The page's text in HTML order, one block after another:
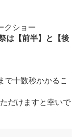
クショー
は【前半】と【後
で十数秒かかるこ
だけますと幸いで